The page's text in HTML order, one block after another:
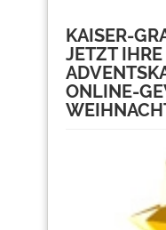
KAISER-
JETZT
ONLINE-